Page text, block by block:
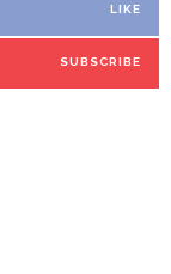
LIKE
SUBSCRIBE